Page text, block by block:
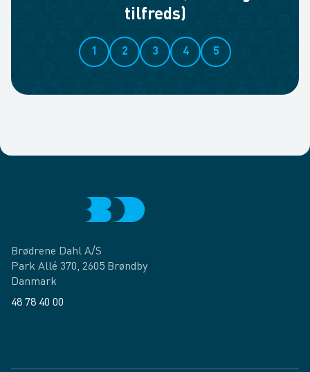
tilfreds)
1 2 3 4 5
Brødrene Dahl A/S
Park Allé 370, 2605 Brøndby
Danmark
48 78 40 00